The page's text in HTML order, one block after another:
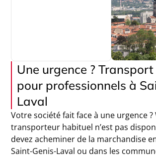
Une urgence ?
pour professionnels à
Laval
Votre société fait face à une urgence ?
transporteur habituel n’est pas
devez acheminer de la marchandise
Saint-Genis-Laval ou dans les